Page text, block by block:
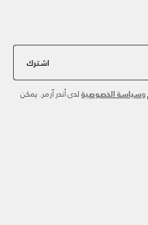
اشترك
وسياسة الخصوصية لدى أندر آرمر. يمكن